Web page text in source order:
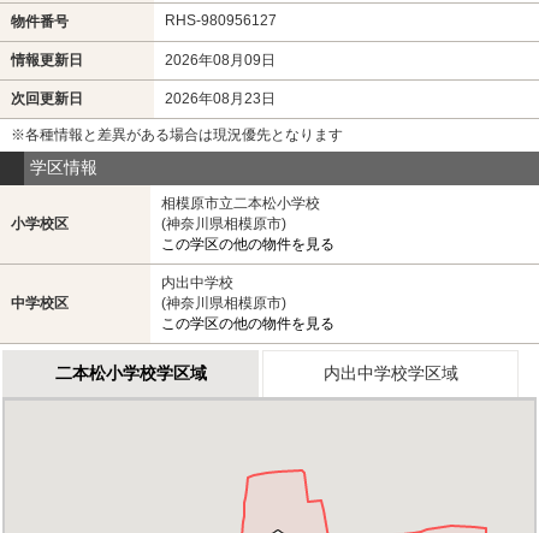
物件番号 RHS-980956127
情報更新日 2026年08月09日
次回更新日 2026年08月23日
※各種情報と差異がある場合は現況優先となります
学区情報
小学校区
相模原市立二本松小学校
(神奈川県相模原市)
この学区の他の物件を見る
中学校区
内出中学校
(神奈川県相模原市)
この学区の他の物件を見る
二本松小学校学区域 内出中学校学区域